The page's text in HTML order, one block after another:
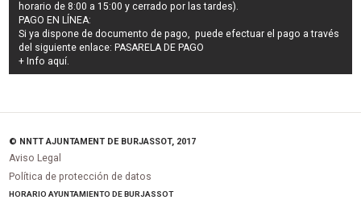
horario de 8:00 a 15:00 y cerrado por las tardes).
PAGO EN LÍNEA:
Si ya dispone de documento de pago, puede efectuar el pago a través
del siguiente enlace: PASARELA DE PAGO
+ Info aquí.
© NNTT AJUNTAMENT DE BURJASSOT, 2017
Aviso Legal
Política de protección de datos
HORARIO AYUNTAMIENTO DE BURJASSOT